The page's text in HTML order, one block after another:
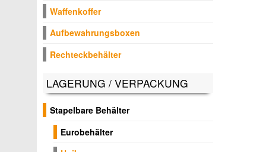
Waffenkoffer
Aufbewahrungsboxen
Rechteckbehälter
LAGERUNG / VERPACKUNG
Stapelbare Behälter
Eurobehälter